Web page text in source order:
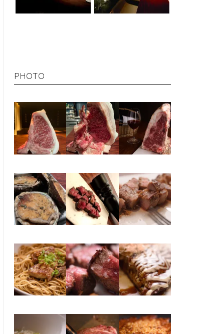
PHOTO